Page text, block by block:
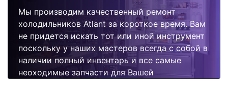
Мы производим качественный ремонт
холодильников Atlant за короткое время. Вам
не придется искать тот или иной инструмент
поскольку у наших мастеров всегда с собой в
наличии полный инвентарь и все самые
неоходимые запчасти для Вашей